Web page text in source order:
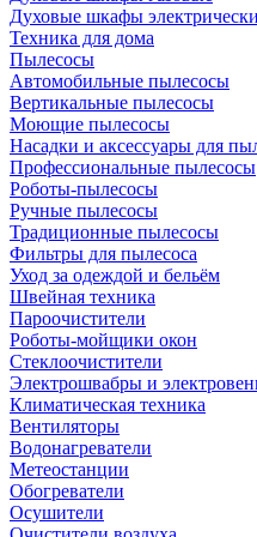
Духовые шкафы
Техника для дома
Пылесосы
Автомобильные пылесосы
Вертикальные пылесосы
Моющие пылесосы
Насадки и аксессуары для
Профессиональные пылесосы
Роботы-пылесосы
Ручные пылесосы
Традиционные пылесосы
Фильтры для пылесоса
Уход за одеждой и бельём
Швейная техника
Пароочистители
Роботы-мойщики окон
Стеклоочистители
Электрошвабры и
Климатическая техника
Вентиляторы
Водонагреватели
Метеостанции
Обогреватели
Осушители